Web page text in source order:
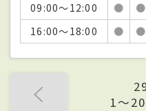
09:00～12:00
● ●
16:00～18:00
● ●
1〜